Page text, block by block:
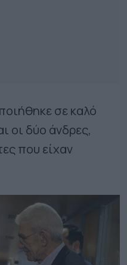
σε καλό
οι δύο άνδρες,
που είχαν